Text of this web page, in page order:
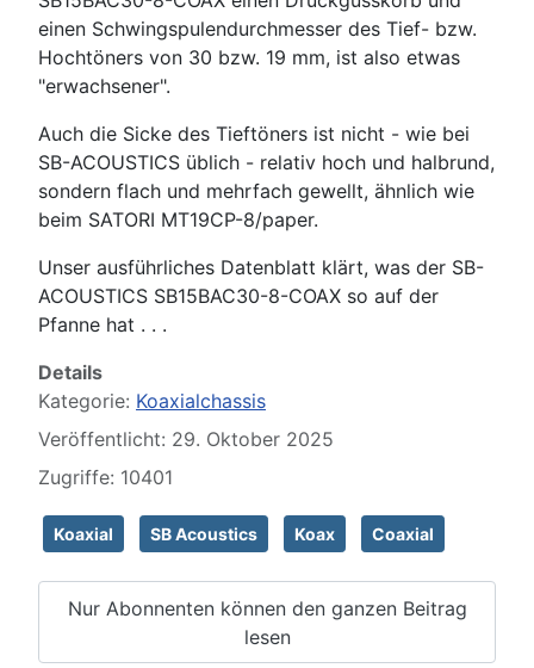
einen Schwingspulendurchmesser des Tief- bzw.
Hochtöners von 30 bzw. 19 mm, ist also etwas
"erwachsener".
Auch die Sicke des Tieftöners ist nicht - wie bei
SB-ACOUSTICS üblich - relativ hoch und halbrund,
sondern flach und mehrfach gewellt, ähnlich wie
beim SATORI MT19CP-8/paper.
Unser ausführliches Datenblatt klärt, was der SB-
ACOUSTICS SB15BAC30-8-COAX so auf der
Pfanne hat . . .
Details
Kategorie: Koaxialchassis
Veröffentlicht: 29. Oktober 2025
Zugriffe: 10401
Koaxial SB Acoustics Koax Coaxial
Nur Abonnenten können den ganzen Beitrag
lesen